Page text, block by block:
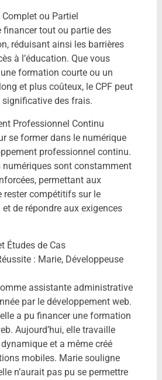
ou Partiel
financer tout ou partie des
réduisant ainsi les barrières
à l’éducation. Que vous
formation courte ou un
et plus coûteux, le CPF peut
des frais.
Professionnel Continu
se former dans le numérique
professionnel continu.
numériques sont constamment
permettant aux
rester compétitifs sur le
de répondre aux exigences
Études de Cas
: Marie, Développeuse
assistante administrative
par le développement web.
elle a pu financer une formation
Aujourd’hui, elle travaille
et a même créé
mobiles. Marie souligne
n’aurait pas pu se permettre